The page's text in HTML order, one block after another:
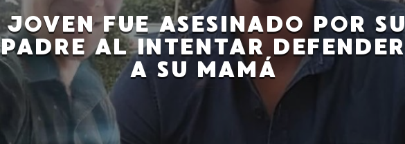
JOVEN FUE ASESINADO POR SU
PADRE AL INTENTAR DEFENDER
A SU MAMÁ